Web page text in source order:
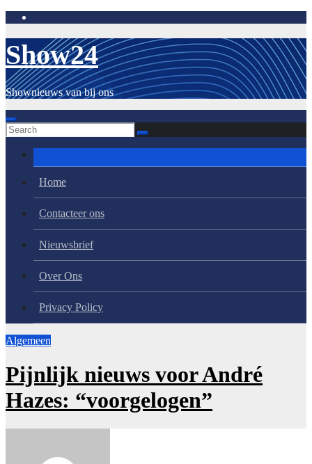
Skip
content
Show24
Shownieuws van bij ons
Home
Contacteer ons
Nieuwsbrief
Over Ons
Privacy Policy
Algemeen
Pijnlijk nieuws voor André
Hazes: “voorgelogen”